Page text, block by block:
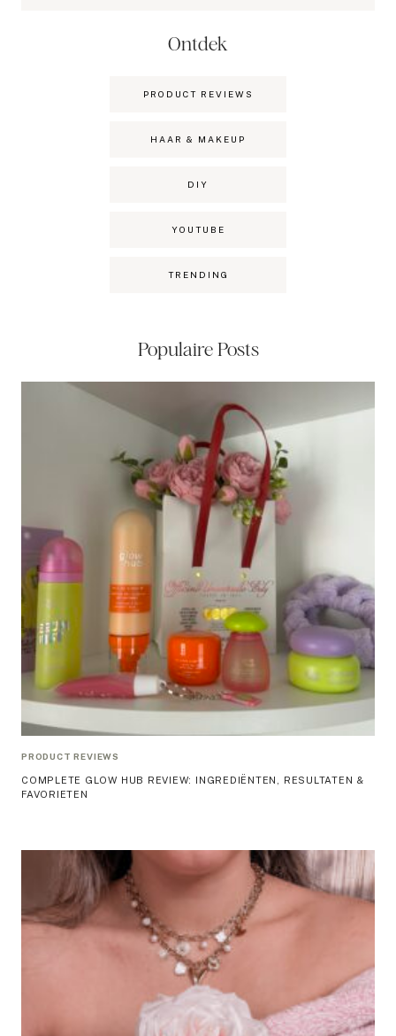
Ontdek
PRODUCT REVIEWS
HAAR & MAKEUP
DIY
YOUTUBE
TRENDING
Populaire Posts
PRODUCT REVIEWS
COMPLETE GLOW HUB REVIEW: INGREDIËNTEN, RESULTATEN &
FAVORIETEN